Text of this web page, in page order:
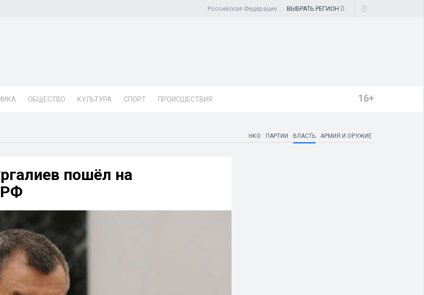
Российская Федерация ВЫБРАТЬ РЕГИОН
ОБЩЕСТВО КУЛЬТУРА СПОРТ ПРОИСШЕСТВИЯ 16+
НКО ПАРТИИ ВЛАСТЬ АРМИЯ И ОРУЖИЕ
пошёл на
РФ